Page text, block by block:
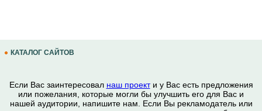
КАТАЛОГ САЙТОВ
Если Вас заинтересовал наш проекти у Вас есть предложения
или пожелания, которые могли бы улучшить его для Вас и
нашей аудитории, напишите нам. Если Вы рекламодатель или